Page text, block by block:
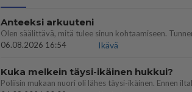
Anteeksi arkuuteni
06.08.2026 16:54
Ikävä
Kuka melkein täysi-ikäinen hukkui?